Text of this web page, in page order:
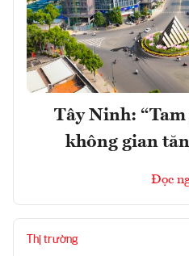
Tây Ninh:
không gian
Đọc
Thị trường